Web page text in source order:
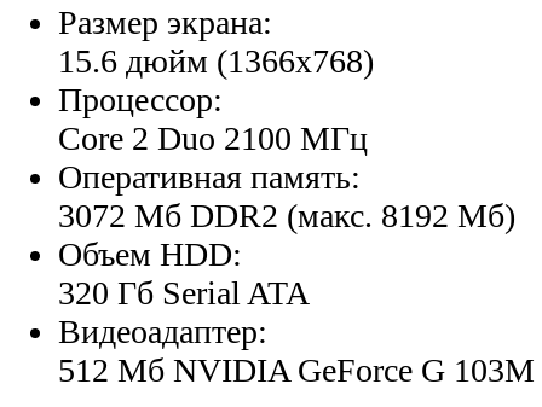
Размер экрана:
15.6 дюйм (1366x768)
Процессор:
Core 2 Duo 2100 МГц
Оперативная память:
3072 Мб DDR2 (макс. 8192 Мб)
Объем HDD:
320 Гб Serial ATA
Видеоадаптер:
512 Мб NVIDIA GeForce G 103M